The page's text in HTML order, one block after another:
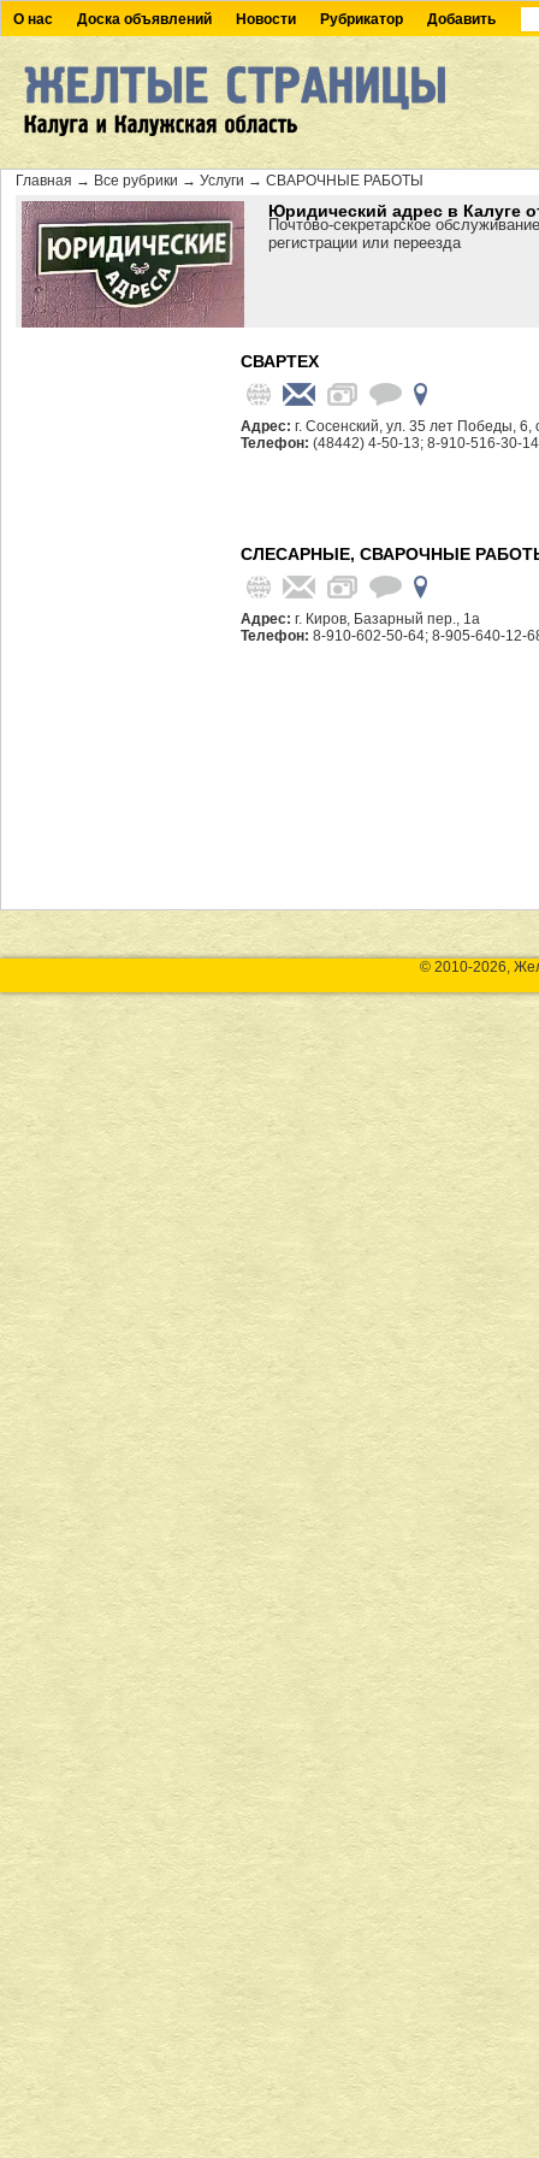
О нас Доска объявлений Новости Рубрикатор Добавить
Главная → Все рубрики → Услуги → СВАРОЧНЫЕ РАБОТЫ
Юридический адрес в Калуге
Почтово-секретарское
регистрации или переезда
СВАРТЕХ
Адрес: г. Сосенский, ул. 35 лет Победы, 6,
Телефон: (48442) 4-50-13; 8-910-516-30-14
СЛЕСАРНЫЕ, СВАРОЧНЫЕ
Адрес: г. Киров, Базарный пер., 1а
Телефон: 8-910-602-50-64; 8-905-640-12-
© 2010-2026,